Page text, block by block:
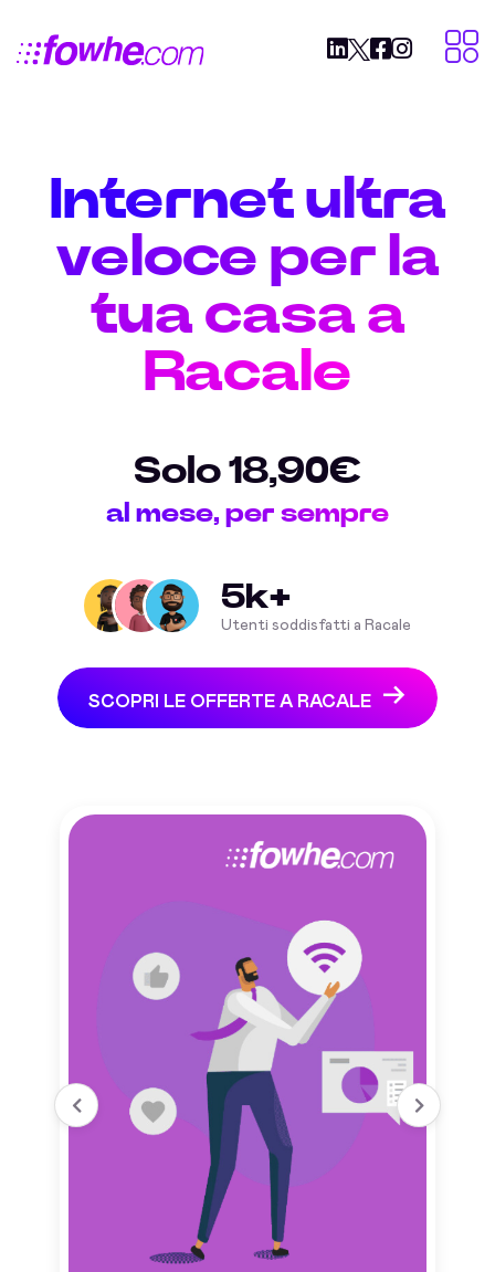
Internet ultra
veloce per la
tua casa a
Racale
Solo 18,90€
al mese, per sempre
5k+
Utenti soddisfatti a Racale
SCOPRI LE OFFERTE A RACALE